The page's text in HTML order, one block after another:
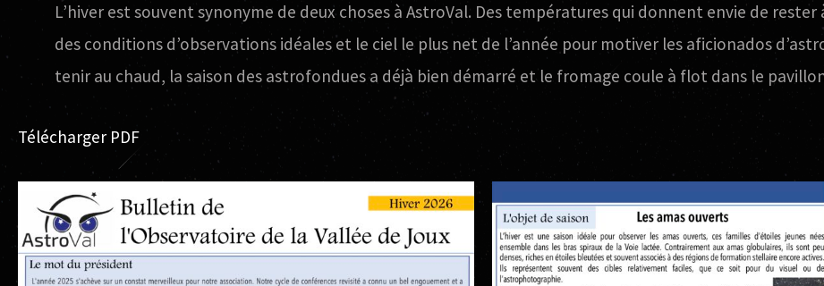
L’hiver est souvent synonyme de deux choses à AstroVal. Des températures qui donnent envie de rester
des conditions d’observations idéales et le ciel le plus net de l’année pour motiver les aficionados
tenir au chaud, la saison des astrofondues a déjà bien démarré et le fromage coule à flot dans le
Télécharger PDF